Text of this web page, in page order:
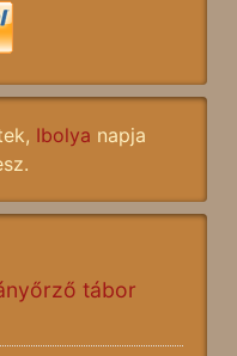
Ibolya napja
tábor